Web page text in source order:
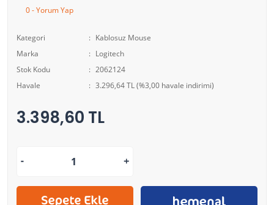
0 - Yorum Yap
Kategori
Kablosuz Mouse
Marka
Logitech
Stok Kodu
2062124
Havale
3.296,64 TL (%3,00 havale indirimi)
3.398,60 TL